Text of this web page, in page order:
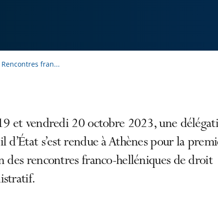
fran...
et vendredi 20 octobre 2023, une
d’État s’est rendue à Athènes pour la
des rencontres franco-helléniques de droit